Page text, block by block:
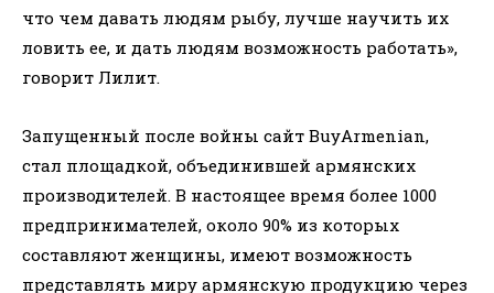
что чем давать людям рыбу, лучше научить их
ловить ее, и дать людям возможность работать»,
говорит Лилит.
Запущенный после войны сайт BuyArmenian,
стал площадкой, объединившей армянских
производителей. В настоящее время более 1000
предпринимателей, около 90% из которых
составляют женщины, имеют возможность
представлять миру армянскую продукцию через